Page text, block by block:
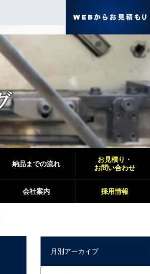
納品までの流れ
お見積り・
お問い合わせ
会社案内 採用情報
月別アーカイブ